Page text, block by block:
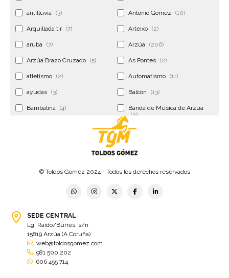
antilluvia (3) Antonio Gómez (10)
Arquillada tir (7) Arteixo (2)
aruba (7) Arzúa (206)
Arzúa Brazo Cruzado (5) As Pontes (2)
atletismo (2) Automatismo (11)
ayudas (3) Balcón (13)
Bambalina (4)
Banda de Música de Arzúa
(2)
Banderolas
Betanzos
bolsa cac (3)
bolsa ct (3)
Bolsas de elevación
© Toldos Gómez 2024 - Todos los derechos reservados
SEDE CENTRAL
Lg. Raído/Burres, s/n
15819 Arzúa (A Coruña)
web@toldosgomez.com
981 500 202
606 455 714